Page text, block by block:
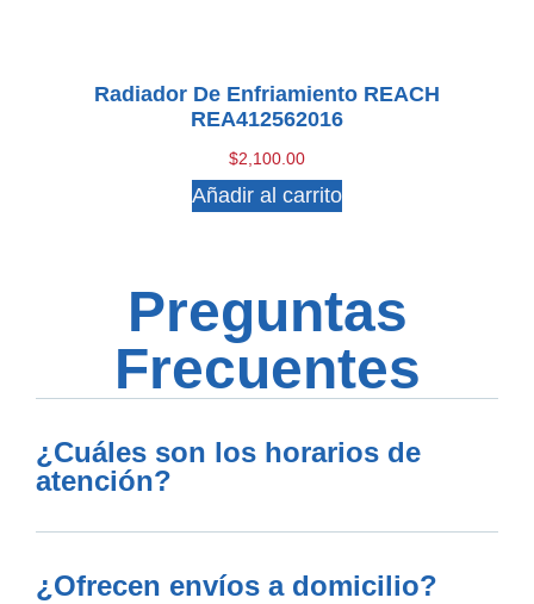
Radiador De Enfriamiento REACH
REA412562016
$2,100.00
Añadir al carrito
Preguntas
Frecuentes
¿Cuáles son los horarios de
atención?
¿Ofrecen envíos a domicilio?